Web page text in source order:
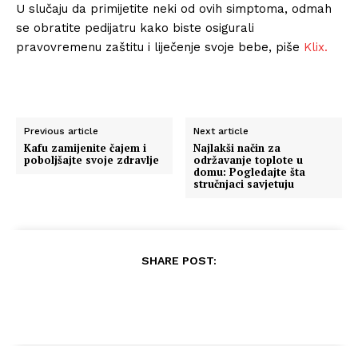
U slučaju da primijetite neki od ovih simptoma, odmah
se obratite pedijatru kako biste osigurali
pravovremenu zaštitu i liječenje svoje bebe, piše Klix.
Previous article
Kafu zamijenite čajem i
poboljšajte svoje zdravlje
Next article
Najlakši način za
održavanje toplote u
domu: Pogledajte šta
stručnjaci savjetuju
SHARE POST: